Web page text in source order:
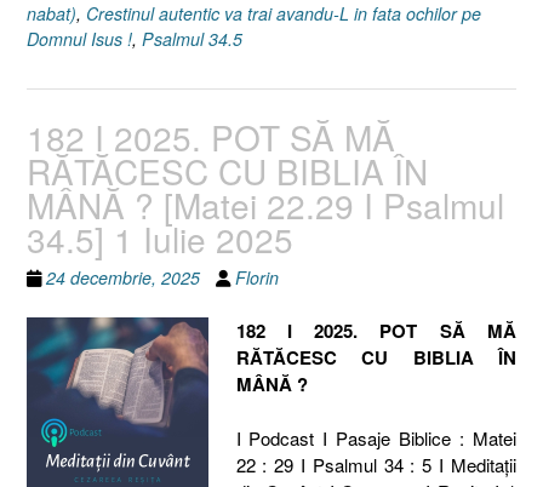
nabat), Crestinul autentic va trai avandu-L in fata ochilor pe
Domnul Isus !, Psalmul 34.5
182 I 2025. POT SĂ MĂ
RĂTĂCESC CU BIBLIA ÎN
MÂNĂ ? [Matei 22.29 I Psalmul
34.5] 1 Iulie 2025
24 decembrie, 2025 Florin
182 I 2025. POT SĂ MĂ
RĂTĂCESC CU BIBLIA ÎN
MÂNĂ ?
I Podcast I Pasaje Biblice : Matei
22 : 29 I Psalmul 34 : 5 I Meditaţii